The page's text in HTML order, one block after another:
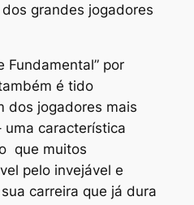
grandes jogadores
Fundamental” por
é tido
dos jogadores mais
característica
que muitos
pelo invejável e
carreira que já dura